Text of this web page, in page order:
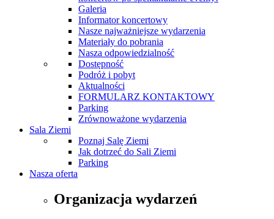
Galeria
Informator koncertowy
Nasze najważniejsze wydarzenia
Materiały do pobrania
Nasza odpowiedzialność
Dostępność
Podróż i pobyt
Aktualności
FORMULARZ KONTAKTOWY
Parking
Zrównoważone wydarzenia
Sala Ziemi
Poznaj Salę Ziemi
Jak dotrzeć do Sali Ziemi
Parking
Nasza oferta
Organizacja wydarzeń